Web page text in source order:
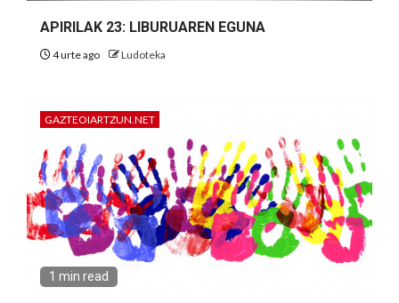
APIRILAK 23: LIBURUAREN EGUNA
4 urte ago Ludoteka
GAZTEOIARTZUN.NET
1 min read